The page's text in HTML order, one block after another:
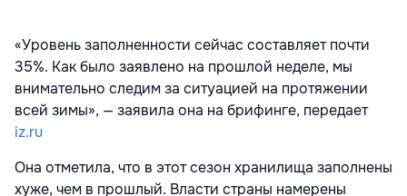
«Уровень заполненности сейчас составляет почти
35%. Как было заявлено на прошлой неделе, мы
внимательно следим за ситуацией на протяжении
всей зимы», — заявила она на брифинге, передает
iz.ru
Она отметила, что в этот сезон хранилища заполнены
хуже, чем в прошлый. Власти страны намерены